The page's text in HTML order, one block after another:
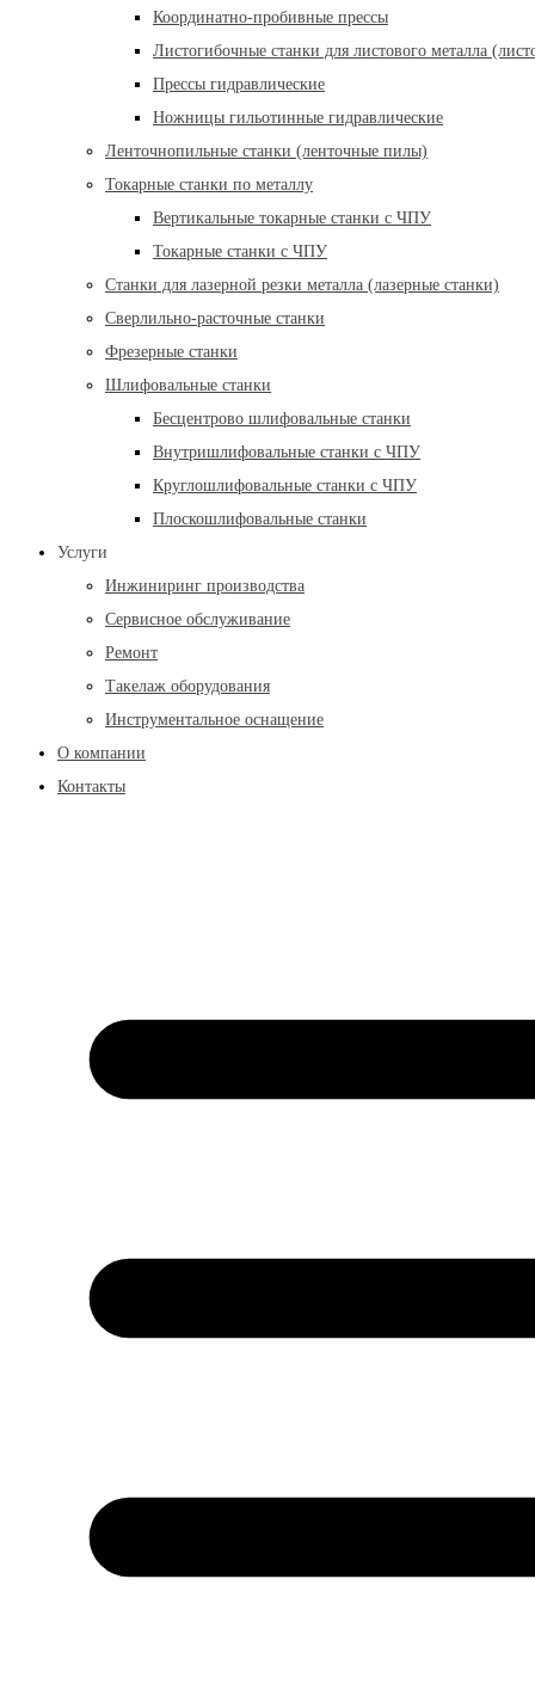
Координатно-пробивные прессы
Листогибочные станки для листового металла
Прессы гидравлические
Ножницы гильотинные гидравлические
Ленточнопильные станки (ленточные пилы)
Токарные станки по металлу
Вертикальные токарные станки с ЧПУ
Токарные станки с ЧПУ
Станки для лазерной резки металла (лазерные станки)
Сверлильно-расточные станки
Фрезерные станки
Шлифовальные станки
Бесцентрово шлифовальные станки
Внутришлифовальные станки с ЧПУ
Круглошлифовальные станки с ЧПУ
Плоскошлифовальные станки
Услуги
Инжиниринг производства
Сервисное обслуживание
Ремонт
Такелаж оборудования
Инструментальное оснащение
О компании
Контакты